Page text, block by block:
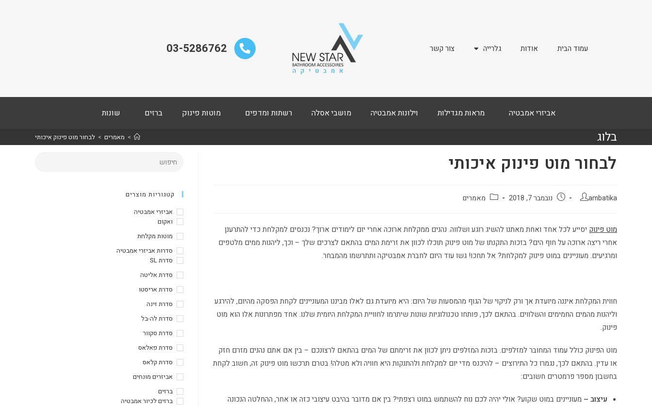
עמוד הבית אודות גלרייה צור קשר 03-5286762
אביזרי אמבטיה מראות מגדילות וילונות אמבטיה מושבי אסלה רשתות ומדפים מוטות פינוק ברזים שונות
בלוג > מאמרים > לבחור מוט פינוק איכותי
לבחור מוט פינוק איכותי
ambatika נובמבר 7, 2018 מאמרים
מוט פינוק יסייע לכל אחד ואחת מאתנו להשיג רוגע ושלווה. נהנים ממקלחת ארוכה אחרי יום לימודים ארוך? נכנסים למקלחת כדי להתרענן
אחרי ריצה ארוכה על חוף הים? בזכות התקנתו של מוט פינוק תוכלו לכוון את זרימת המים בהתאם לצרכים שלך – וכך, ליהנות ממים מלטפים
ומרגיעים. מעוניינים במוט פינוק למקלחת? אל תחכו! גשו עוד היום לחברת אמבטיקה ותתרשמו מהמבחר.
חווית המקלחת איננה מיועדת אך ורק לניקוי של הגוף מהמסעות של היום: היא מיועדת גם לאלו מביננו המעוניינים לקחת הפסקה מהיום, להירגע
וליהנות מהמים החמימים והשלווים. בהתאם לכך, פותחו טכנולוגיות שונות שיתרמו לחוויית המקלחת היומית שלנו. אחד מפתרונות אלו הוא מוט
פינוק.
מוט הפינוק כולל עמוד המחובר למזלפים. בזכות המזלפים ניתן לכוון את זרימתם של המים בהתאם לרצונכם – בין אם אתם נהנים מזרם חזק
או עדין. בהתאם לכך, נגמרו כל התירוצים – להיכנס מדי יום למקלחת ולהתנקות היא חוויה ולא מטלה! בטרם תרכשו מוט פינוק זה, חשוב לקחת
בחשבון מספר פרמטרים חשובים:
עיצוב – מעוניינים במוט שקוע? אולי יהיה לכם נוח להשתמש במוט רצפתי? בין אם מדובר בהיבט עיצובי כזה או אחר, ההחלטה הנכונה
קטגוריות מוצרים
אביזרי אמבטיה
ואקום
מוטות מקלחת
סדרות אביזרי אמבטיה
סדרת SL
סדרת אליטה
סדרת אריסטו
סדרת זינה
סדרת לה-בל
סדרת סקוור
סדרת פאלאס
סדרת קלאס
אביזרים מונחים
ברזים
ברזים לכיור אמבטיה